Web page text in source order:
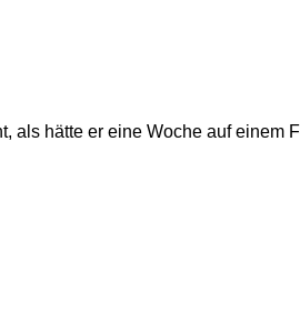
als hätte er eine Woche auf einem